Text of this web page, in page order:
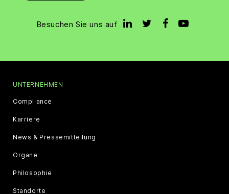
Besuchen Sie uns auf
UNTERNEHMEN
Compliance
Karriere
News & Pressemitteilung
Organe
Philosophie
Standorte